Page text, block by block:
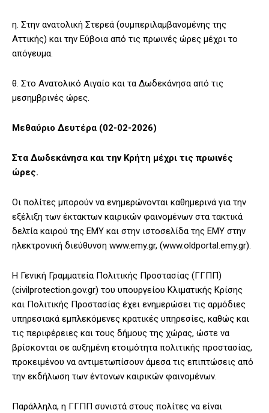
η. Στην ανατολική Στερεά (συμπεριλαμβανομένης της
Αττικής) και την Εύβοια από τις πρωινές ώρες μέχρι το
απόγευμα.
θ. Στο Ανατολικό Αιγαίο και τα Δωδεκάνησα από τις
μεσημβρινές ώρες.
Μεθαύριο Δευτέρα (02-02-2026)
Στα Δωδεκάνησα και την Κρήτη μέχρι τις πρωινές
ώρες.
Οι πολίτες μπορούν να ενημερώνονται καθημερινά για την
εξέλιξη των έκτακτων καιρικών φαινομένων στα τακτικά
δελτία καιρού της ΕΜΥ και στην ιστοσελίδα της ΕΜΥ στην
ηλεκτρονική διεύθυνση www.emy.gr, (www.oldportal.emy.gr).
Η Γενική Γραμματεία Πολιτικής Προστασίας (ΓΓΠΠ)
(civilprotection.gov.gr) του υπουργείου Κλιματικής Κρίσης
και Πολιτικής Προστασίας έχει ενημερώσει τις αρμόδιες
υπηρεσιακά εμπλεκόμενες κρατικές υπηρεσίες, καθώς και
τις περιφέρειες και τους δήμους της χώρας, ώστε να
βρίσκονται σε αυξημένη ετοιμότητα πολιτικής προστασίας,
προκειμένου να αντιμετωπίσουν άμεσα τις επιπτώσεις από
την εκδήλωση των έντονων καιρικών φαινομένων.
Παράλληλα, η ΓΓΠΠ συνιστά στους πολίτες να είναι